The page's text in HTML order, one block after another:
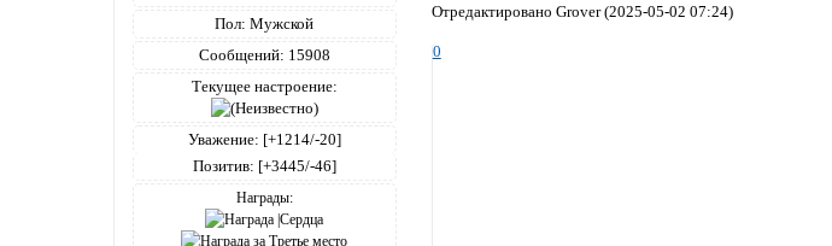
Пол: Мужской
Сообщений: 15908
Текущее настроение:
Уважение: [+1214/-20]
Позитив: [+3445/-46]
Награды:
Отредактировано Grover (2025-05-02 07:24)
0